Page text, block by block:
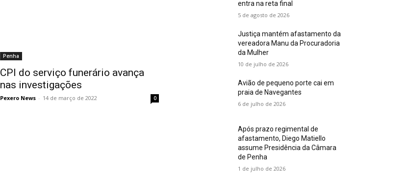
Penha
CPI do serviço funerário avança
nas investigações
Pexero News - 14 de março de 2022 0
entra na reta final
5 de agosto de 2026
Justiça mantém afastamento da
vereadora Manu da Procuradoria
da Mulher
10 de julho de 2026
Avião de pequeno porte cai em
praia de Navegantes
6 de julho de 2026
Após prazo regimental de
afastamento, Diego Matiello
assume Presidência da Câmara
de Penha
1 de julho de 2026